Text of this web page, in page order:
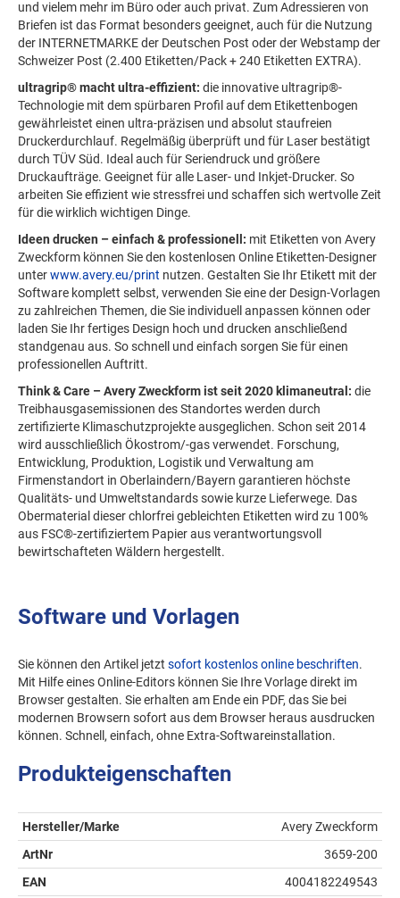
und vielem mehr im Büro oder auch privat. Zum Adressieren von
Briefen ist das Format besonders geeignet, auch für die Nutzung
der INTERNETMARKE der Deutschen Post oder der Webstamp der
Schweizer Post (2.400 Etiketten/Pack + 240 Etiketten EXTRA).
ultragrip® macht ultra-effizient: die innovative ultragrip®-
Technologie mit dem spürbaren Profil auf dem Etikettenbogen
gewährleistet einen ultra-präzisen und absolut staufreien
Druckerdurchlauf. Regelmäßig überprüft und für Laser bestätigt
durch TÜV Süd. Ideal auch für Seriendruck und größere
Druckaufträge. Geeignet für alle Laser- und Inkjet-Drucker. So
arbeiten Sie effizient wie stressfrei und schaffen sich wertvolle Zeit
für die wirklich wichtigen Dinge.
Ideen drucken – einfach & professionell: mit Etiketten von Avery
Zweckform können Sie den kostenlosen Online Etiketten-Designer
unterwww.avery.eu/print nutzen. Gestalten Sie Ihr Etikett mit der
Software komplett selbst, verwenden Sie eine der Design-Vorlagen
zu zahlreichen Themen, die Sie individuell anpassen können oder
laden Sie Ihr fertiges Design hoch und drucken anschließend
standgenau aus. So schnell und einfach sorgen Sie für einen
professionellen Auftritt.
Think & Care – Avery Zweckform ist seit 2020 klimaneutral: die
Treibhausgasemissionen des Standortes werden durch
zertifizierte Klimaschutzprojekte ausgeglichen. Schon seit 2014
wird ausschließlich Ökostrom/-gas verwendet. Forschung,
Entwicklung, Produktion, Logistik und Verwaltung am
Firmenstandort in Oberlaindern/Bayern garantieren höchste
Qualitäts- und Umweltstandards sowie kurze Lieferwege. Das
Obermaterial dieser chlorfrei gebleichten Etiketten wird zu 100%
aus FSC®-zertifiziertem Papier aus verantwortungsvoll
bewirtschafteten Wäldern hergestellt.
Software und Vorlagen
Sie können den Artikel jetzt sofort kostenlos online beschriften.
Mit Hilfe eines Online-Editors können Sie Ihre Vorlage direkt im
Browser gestalten. Sie erhalten am Ende ein PDF, das Sie bei
modernen Browsern sofort aus dem Browser heraus ausdrucken
können. Schnell, einfach, ohne Extra-Softwareinstallation.
Produkteigenschaften
Hersteller/Marke
Avery Zweckform
ArtNr
3659-200
EAN
4004182249543